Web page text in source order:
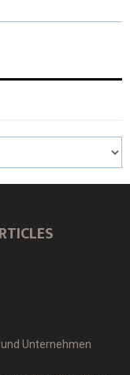
Unternehmen